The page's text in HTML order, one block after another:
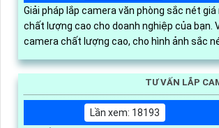
Giải pháp lắp camera văn phòng sắc nét
chất lượng cao cho doanh nghiệp của bạn. Với công nghệ hiện đại, chúng tôi cung cấp các loại
camera chất lượng cao, cho hình ảnh sắc
TƯ VẤN LẮP
Lần xem: 18193